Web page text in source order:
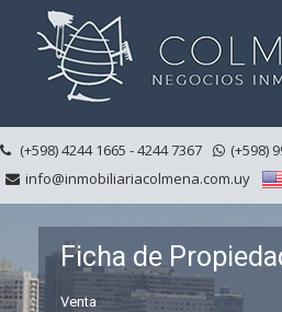
(+598) 4244 1665 - 4244 7367
(+598)
info@inmobiliariacolmena.com.uy
Ficha de
Venta